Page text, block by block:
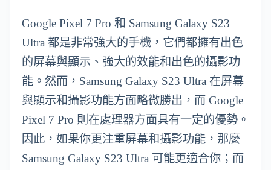
Google Pixel 7 Pro 和 Samsung Galaxy S23
Ultra 都是非常強大的手機，它們都擁有出色
的屏幕與顯示、強大的效能和出色的攝影功
能。然而，Samsung Galaxy S23 Ultra 在屏幕
與顯示和攝影功能方面略微勝出，而 Google
Pixel 7 Pro 則在處理器方面具有一定的優勢。
因此，如果你更注重屏幕和攝影功能，那麼
Samsung Galaxy S23 Ultra 可能更適合你；而